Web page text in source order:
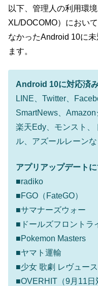
以下、管理人の利用環
XL/DOCOMO）におい
なかったAndroid 10に
ます。
Android 10に対応済
LINE、Twitter、
SmartNews、Amazon
楽天Edy、モンスト、
ル、アズールレーンな
アプリアップデート
■radiko
■FGO（FateGO）
■サマナーズウォー
■ドールズフロントラ
■Pokemon Masters
■ヤマト運輸
■少女 歌劇 レヴュー
■OVERHIT（9月11日